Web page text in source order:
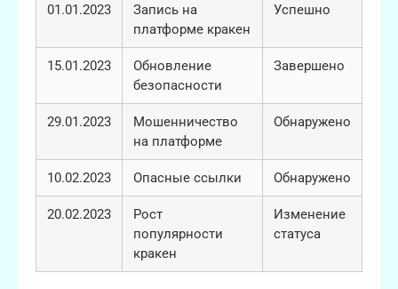
01.01.2023
Запись на
платформе кракен
Успешно
15.01.2023
Обновление
безопасности
Завершено
29.01.2023
Мошенничество
на платформе
Обнаружено
10.02.2023 Опасные ссылки Обнаружено
20.02.2023
Рост
популярности
кракен
Изменение
статуса